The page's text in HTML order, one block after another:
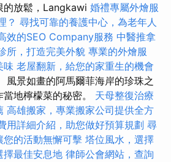
的放鬆，Langkawi 婚禮專屬外燴服
？ 尋找可靠的養護中心，為老年人
效的SEO Company服務 中醫推拿
所，打造完美外貌 專業的外燴服
味 老屋翻新，給您的家重生的機會
風景如畫的阿馬爾菲海岸的珍珠之
地檸檬菜的秘密。 天母整復治療
高雄搬家，專業搬家公司提供全方
用詳細介紹，助您做好預算規劃 尋
的活動無懈可擊 塔位風水，選擇
擇最佳安息地 律師公會網站，查詢